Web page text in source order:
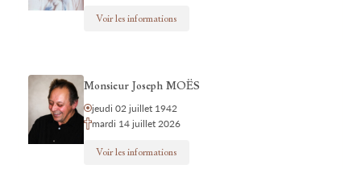
Voir les informations
Monsieur Joseph MOËS
jeudi 02 juillet 1942
mardi 14 juillet 2026
Voir les informations